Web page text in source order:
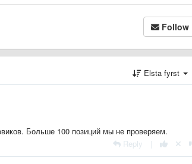
Follow
Elsta fyrst
Больше 100 позиций мы не проверяем.
Reply